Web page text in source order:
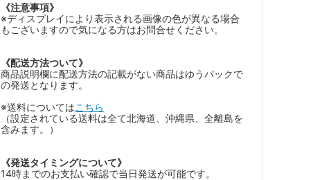
《注意事項》
※ディスプレイにより表示される画像の色が異なる場合
もございますので気になる方はお問合せください。
《配送方法ついて》
商品説明欄に配送方法の記載がない商品はゆうパックで
の発送となります。
※送料についてはこちら
（設定されている送料は全て北海道、沖縄県、全離島を
含みます。）
《発送タイミングについて》
14時までのお支払い確認で当日発送が可能です。